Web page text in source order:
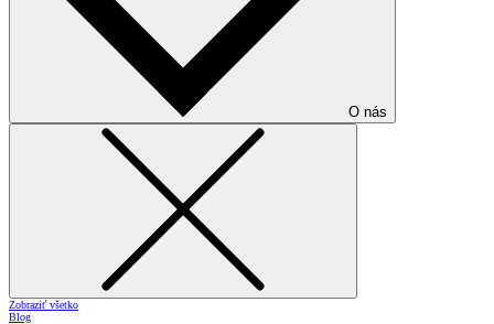
O nás
Zobraziť všetko
Blog